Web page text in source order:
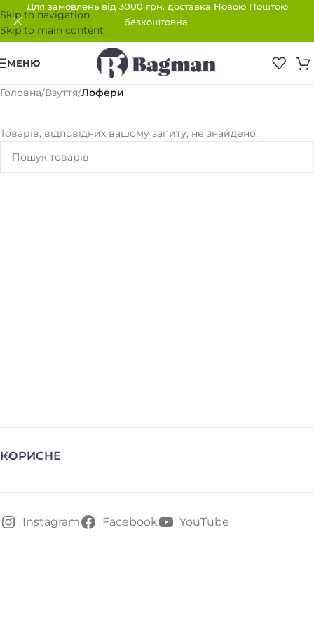
Skip to navigation
Skip to main content
Для замовлень від 3000 грн. доставка Новою Поштою
безкоштовна.
МЕНЮ
Головна/Взуття/Лофери
Товарів, відповідних вашому запиту, не знайдено.
КОРИСНЕ
Instagram Facebook YouTube